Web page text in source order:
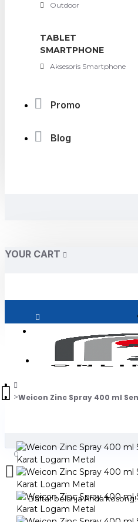
Outdoor
TABLET
SMARTPHONE
Aksesoris Smartphone
Promo
Blog
YOUR CART
0
Daftar belanja Anda kosong!
Weicon Zinc Spray 400 ml